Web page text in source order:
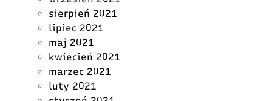
sierpień 2021
lipiec 2021
maj 2021
kwiecień 2021
marzec 2021
luty 2021